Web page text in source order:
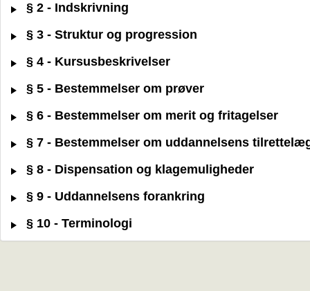
§ 2 - Indskrivning
§ 3 - Struktur og progression
§ 4 - Kursusbeskrivelser
§ 5 - Bestemmelser om prøver
§ 6 - Bestemmelser om merit og fritagelser
§ 7 - Bestemmelser om uddannelsens
§ 8 - Dispensation og klagemuligheder
§ 9 - Uddannelsens forankring
§ 10 - Terminologi